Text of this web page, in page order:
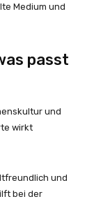
Medium und
passt
und
wirkt
und
bei der